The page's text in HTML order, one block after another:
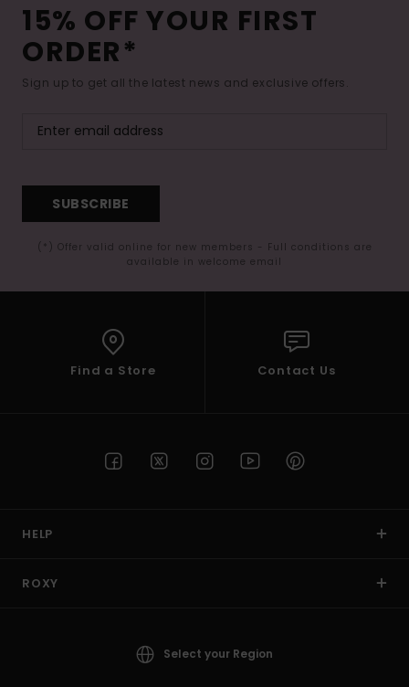
15% OFF YOUR FIRST
ORDER*
Sign up to get all the latest news and exclusive offers.
SUBSCRIBE
(*) Offer valid online for new members - Full conditions are
available in welcome email
Find a Store Contact Us
HELP
ROXY
Select your Region